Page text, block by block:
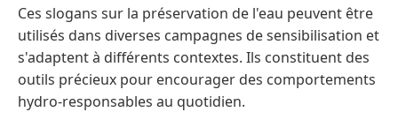
Ces slogans sur la préservation de l'eau peuvent être
utilisés dans diverses campagnes de sensibilisation et
s'adaptent à différents contextes. Ils constituent des
outils précieux pour encourager des comportements
hydro-responsables au quotidien.